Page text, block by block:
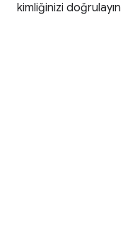
kimliğinizi doğrulayın